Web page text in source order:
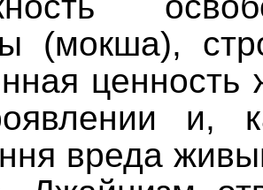
(мокша),
и,
вреда